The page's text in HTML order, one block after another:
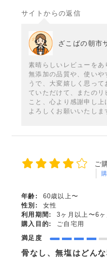
サイトからの返信
ざこばの朝市
素晴らしいレビューを
無添加の品質や、使いや
うで、大変嬉しく思っ
ていただけて、またの
こと、心より感謝申し
よろしくお願いいたしま
ご
年齢:
60歳以上〜
性別:
女性
利用期間:
3ヶ月以上〜6
購入目的:
ご自宅用
満足度
骨なし、無塩はどん